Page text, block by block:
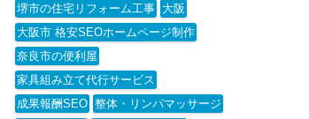
堺市の住宅リフォーム工事 大阪
大阪市 格安SEOホームページ制作
奈良市の便利屋
家具組み立て代行サービス
成果報酬SEO 整体・リンパマッサージ